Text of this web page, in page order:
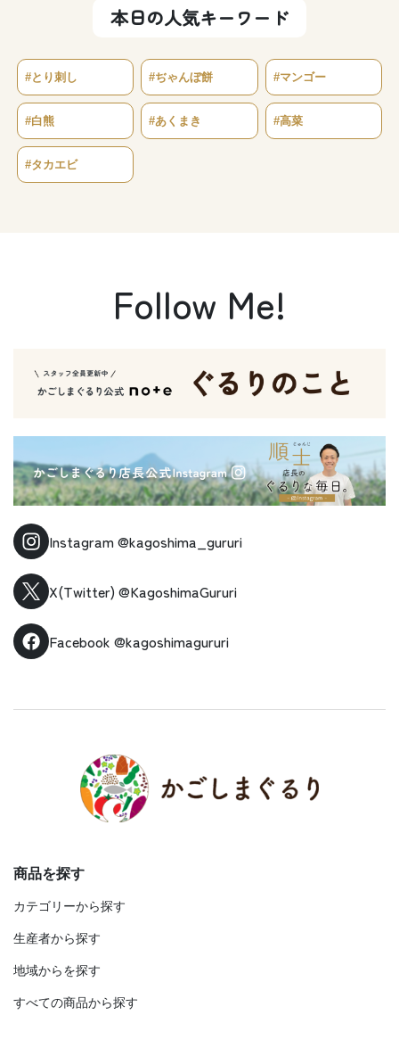
本日の人気キーワード
#とり刺し #ぢゃんぼ餅 #マンゴー
#白熊 #あくまき #高菜
#タカエビ
Follow Me!
Instagram@kagoshima_gururi
X(Twitter) @KagoshimaGururi
Facebook @kagoshimagururi
商品を探す
カテゴリーから探す
生産者から探す
地域からを探す
すべての商品から探す